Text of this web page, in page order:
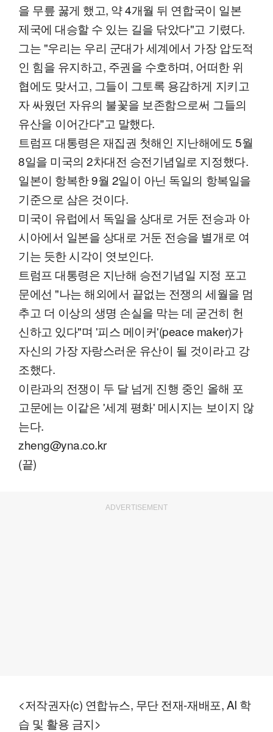
을 무릎 꿇게 했고, 약 4개월 뒤 연합국이 일본
제국에 대승할 수 있는 길을 닦았다"고 기렸다.
그는 "우리는 우리 군대가 세계에서 가장 압도적
인 힘을 유지하고, 주권을 수호하며, 어떠한 위
협에도 맞서고, 그들이 그토록 용감하게 지키고
자 싸웠던 자유의 불꽃을 보존함으로써 그들의
유산을 이어간다"고 말했다.
트럼프 대통령은 재집권 첫해인 지난해에도 5월
8일을 미국의 2차대전 승전기념일로 지정했다.
일본이 항복한 9월 2일이 아닌 독일의 항복일을
기준으로 삼은 것이다.
미국이 유럽에서 독일을 상대로 거둔 전승과 아
시아에서 일본을 상대로 거둔 전승을 별개로 여
기는 듯한 시각이 엿보인다.
트럼프 대통령은 지난해 승전기념일 지정 포고
문에선 "나는 해외에서 끝없는 전쟁의 세월을 멈
추고 더 이상의 생명 손실을 막는 데 굳건히 헌
신하고 있다"며 '피스 메이커'(peace maker)가
자신의 가장 자랑스러운 유산이 될 것이라고 강
조했다.
이란과의 전쟁이 두 달 넘게 진행 중인 올해 포
고문에는 이같은 '세계 평화' 메시지는 보이지 않
는다.
zheng@yna.co.kr
(끝)
ADVERTISEMENT
<저작권자(c) 연합뉴스, 무단 전재-재배포, AI 학
습 및 활용 금지>